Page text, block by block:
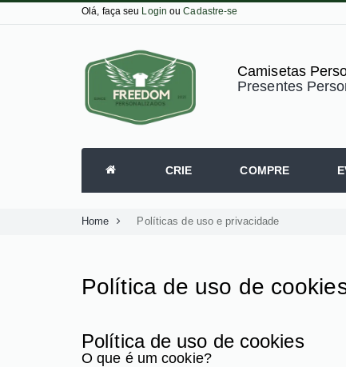
Olá, faça seu Login ouCadastre-se
Camisetas
Presentes
CRIE COMPRE
Home Políticas de uso e privacidade
Política de uso de
Política de uso de cookies
O que é um cookie?